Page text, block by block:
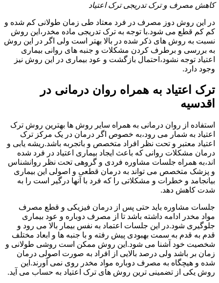
کاهش مصرف و ترک تدریجی ترک اعتیاد
در این روش دوز مصرف در فرد معتاد طی زمان طولانی کم شده و
کم کم قطع می شود.با توجه به ترک تدریجی ماده مخدر،این روش
نسبت به روش های ذکر شده در بالا بهتر است ولی اگر در این روش
به بررسی و برطرف کردن مشکلات و جنبه های روانی بیماری
اعتیاد توجه نشود،احتمال بازگشت و عود بیماری در این روش نیز
وجود دارد.
ترک اعتیاد به همراه روان درمانی در
اقدسیه
استفاده از روان درمانی به همراه سایر روش ها بهترین روش ترک
اعتیاد به شمار می رود،به خصوص اگر درمان در یک مرکز ترک
اعتیاد معتبر و تحت نظر افراد متخصص و باتجربه باشد.ریشه یابی و
درمان مشکلات روانی که باعث ایجاد بیماری اعتیاد در فرد شده
اند،به همراه جلسات مشاوره فردی و گروهی تحت نظر روانشناس
و پزشک متخصص می تواند به درمان قطعی و اصولی این بیماری
بیانجامد و خطرات و مشکلاتی را که فرد با آنها درگیر است را به
شدت کاهش دهد.
جلسات مشاوره باید حتی پس از درمان فیزیکی و قطع مصرف
مواد مخدر ادامه داشته باشد تا از مصرف دوباره و عود بیماری
جلوگیری شود.در این جلسات اعتماد به نفس بیمار بالا می رود و
قدم به قدم به سمت بهبودی پیش رفته و با جنبه ها و ابعاد مختلف
شخصیت خود آشنا می شود.این روش ممکن است روشی طولانی و
زمان بر باشد ولی درصد بالایی از افراد به صورت اصولی درمان
شده و هیچگاه به مصرف دوباره مواد مخدر روی نمی آورند.این
روش یکی از تضمینی ترین روش های ترک اعتیاد به حساب می آید.